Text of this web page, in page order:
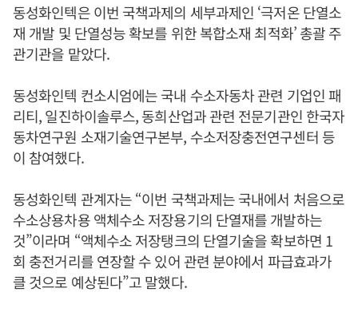
동성화인텍은 이번 국책과제의 세부과제인 ‘극저온 단열소
재 개발 및 단열성능 확보를 위한 복합소재 최적화’ 총괄 주
관기관을 맡았다.
동성화인텍 컨소시엄에는 국내 수소자동차 관련 기업인 패
리티, 일진하이솔루스, 동희산업과 관련 전문기관인 한국자
동차연구원 소재기술연구본부, 수소저장충전연구센터 등
이 참여했다.
동성화인텍 관계자는 “이번 국책과제는 국내에서 처음으로
수소상용차용 액체수소 저장용기의 단열재를 개발하는
것”이라며 “액체수소 저장탱크의 단열기술을 확보하면 1
회 충전거리를 연장할 수 있어 관련 분야에서 파급효과가
클 것으로 예상된다”고 말했다.